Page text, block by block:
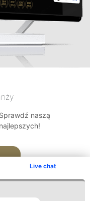
Live chat
naszą